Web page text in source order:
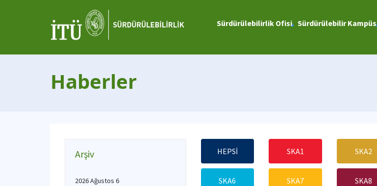
Sürdürülebilirlik Ofisi Sürdürülebilir Kampüs
Haberler
Arşiv
2026 Ağustos 6
HEPSİ SKA1 SKA2
SKA6 SKA7 SKA8